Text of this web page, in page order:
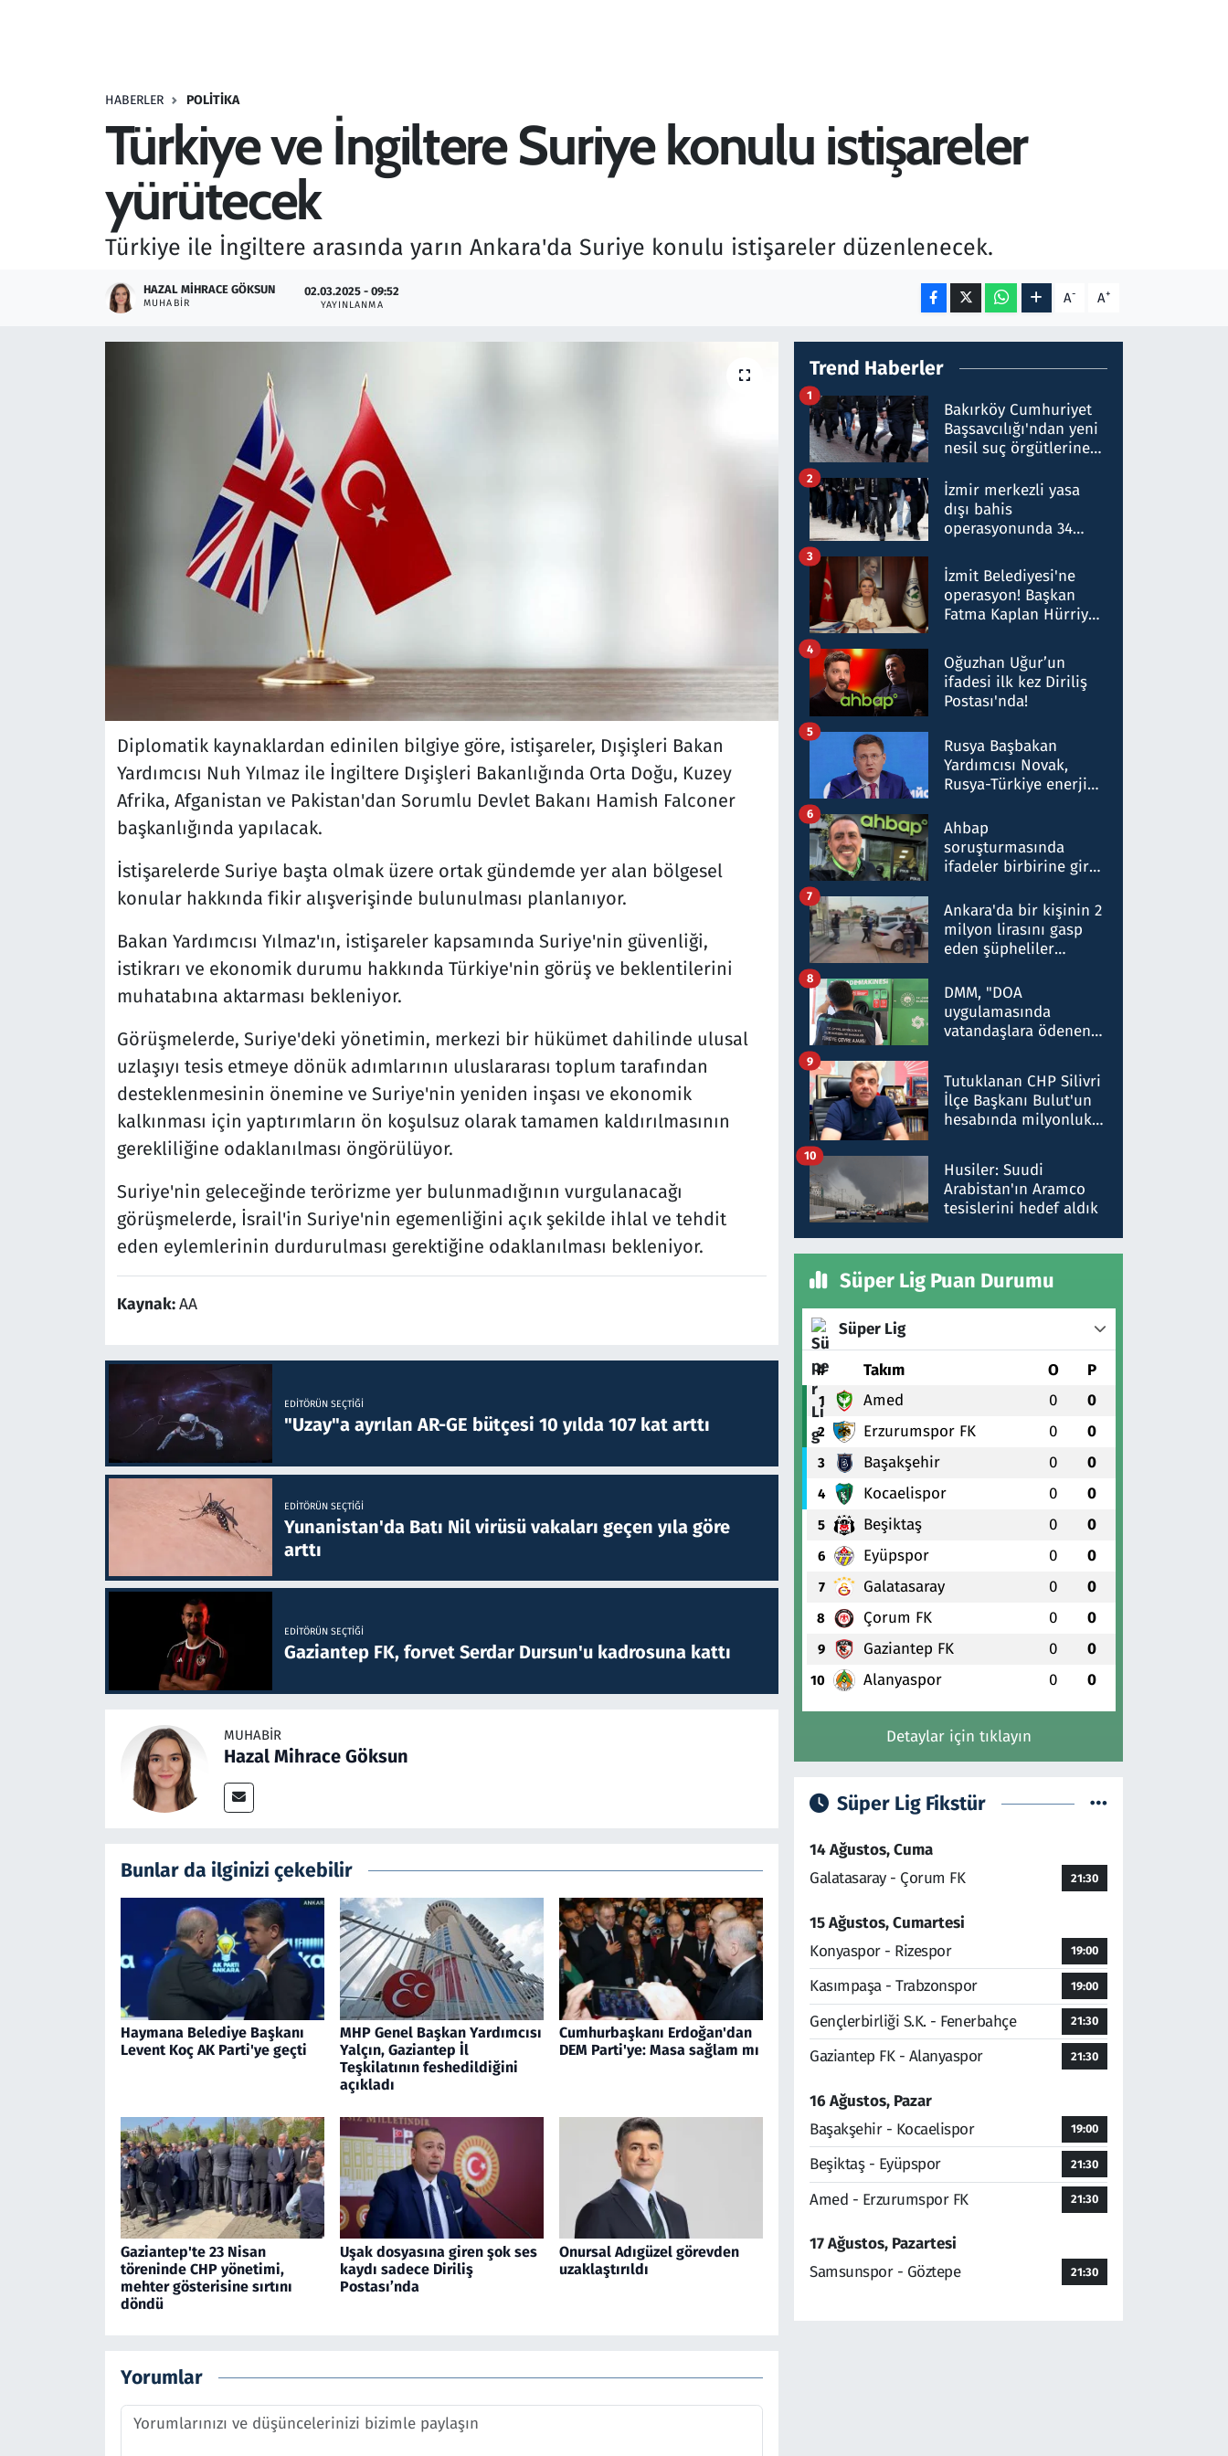
HABERLER POLITIKA
Türkiye ve İngiltere Suriye konulu istişareler
yürütecek
Türkiye ile İngiltere arasında yarın Ankara'da Suriye konulu istişareler düzenlenecek.
HAZAL MIHRACE GÖKSUN
MUHABIR
02.03.2025 - 09:52
YAYINLANMA A- A+
Diplomatik kaynaklardan edinilen bilgiye göre, istişareler, Dışişleri Bakan
Yardımcısı Nuh Yılmaz ile İngiltere Dışişleri Bakanlığında Orta Doğu, Kuzey
Afrika, Afganistan ve Pakistan'dan Sorumlu Devlet Bakanı Hamish Falconer
başkanlığında yapılacak.
İstişarelerde Suriye başta olmak üzere ortak gündemde yer alan bölgesel
konular hakkında fikir alışverişinde bulunulması planlanıyor.
Bakan Yardımcısı Yılmaz'ın, istişareler kapsamında Suriye'nin güvenliği,
istikrarı ve ekonomik durumu hakkında Türkiye'nin görüş ve beklentilerini
muhatabına aktarması bekleniyor.
Görüşmelerde, Suriye'deki yönetimin, merkezi bir hükümet dahilinde ulusal
uzlaşıyı tesis etmeye dönük adımlarının uluslararası toplum tarafından
desteklenmesinin önemine ve Suriye'nin yeniden inşası ve ekonomik
kalkınması için yaptırımların ön koşulsuz olarak tamamen kaldırılmasının
gerekliliğine odaklanılması öngörülüyor.
Suriye'nin geleceğinde terörizme yer bulunmadığının vurgulanacağı
görüşmelerde, İsrail'in Suriye'nin egemenliğini açık şekilde ihlal ve tehdit
eden eylemlerinin durdurulması gerektiğine odaklanılması bekleniyor.
Kaynak:AA
EDITÖRÜN SEÇTIĞI
"Uzay"a ayrılan AR-GE bütçesi 10 yılda 107 kat arttı
EDITÖRÜN SEÇTIĞI
Yunanistan'da Batı Nil virüsü vakaları geçen yıla göre
arttı
EDITÖRÜN SEÇTIĞI
Gaziantep FK, forvet Serdar Dursun'u kadrosuna kattı
MUHABIR
Hazal Mihrace Göksun
Bunlar da ilginizi çekebilir
Haymana Belediye Başkanı
Levent Koç AK Parti'ye geçti
MHP Genel Başkan Yardımcısı
Yalçın, Gaziantep İl
Teşkilatının feshedildiğini
açıkladı
Cumhurbaşkanı Erdoğan'dan
DEM Parti'ye: Masa sağlam mı
Gaziantep'te 23 Nisan
töreninde CHP yönetimi,
mehter gösterisine sırtını
döndü
Uşak dosyasına giren şok ses
kaydı sadece Diriliş
Postası’nda
Onursal Adıgüzel görevden
uzaklaştırıldı
Yorumlar
Trend Haberler
Bakırköy Cumhuriyet
Başsavcılığı'ndan yeni
nesil suç örgütlerine
hakkında gözaltı kararı
1
İzmir merkezli yasa
dışı bahis
operasyonunda 34
Milyar liralık para
trafiği tespit edildi
2
İzmit Belediyesi'ne
operasyon! Başkan
Fatma Kaplan Hürriyet
3
Oğuzhan Uğur’un
ifadesi ilk kez Diriliş
Postası'nda!
4
Rusya Başbakan
Yardımcısı Novak,
Rusya-Türkiye enerji
nitelikte olduğunu
belirtti
5
Ahbap
soruşturmasında
ifadeler birbirine girdi:
ifadelerinden ortaya
çıkan tablo şok etti
6
Ankara'da bir kişinin 2
milyon lirasını gasp
eden şüpheliler
7
DMM, "DOA
uygulamasında
vatandaşlara ödenen
düşürüldüğü" iddiasını
yalanladı
8
Tutuklanan CHP Silivri
İlçe Başkanı Bulut'un
hesabında milyonluk
talimat verdi, ben
gönderdim
9
Husiler: Suudi
Arabistan'ın Aramco
tesislerini hedef aldık
10
Süper Lig Puan Durumu
Süper Lig
# Takım O P
1 Amed 0 0
2 Erzurumspor FK 0 0
3 Başakşehir 0 0
4 Kocaelispor 0 0
5 Beşiktaş 0 0
6 Eyüpspor 0 0
7 Galatasaray 0 0
8 Çorum FK 0 0
9 Gaziantep FK 0 0
10 Alanyaspor 0 0
Detaylar için tıklayın
Süper Lig Fikstür
14 Ağustos, Cuma
Galatasaray - Çorum FK
21:30
15 Ağustos, Cumartesi
Konyaspor - Rizespor
19:00
Kasımpaşa - Trabzonspor 19:00
Gençlerbirliği S.K. - Fenerbahçe 21:30
Gaziantep FK - Alanyaspor 21:30
16 Ağustos, Pazar
Başakşehir - Kocaelispor
19:00
Beşiktaş - Eyüpspor 21:30
Amed - Erzurumspor FK 21:30
17 Ağustos, Pazartesi
Samsunspor - Göztepe
21:30
Savunma Sanayi
Seçim 2023